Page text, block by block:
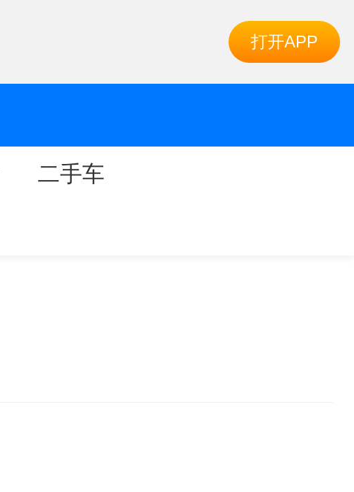
打开APP
二手车